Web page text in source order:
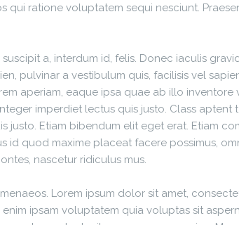
ratione voluptatem sequi nesciunt.
a, interdum id, felis. Donec iaculis
pulvinar a vestibulum quis, facilisis vel
aperiam, eaque ipsa quae ab illo inventore
imperdiet lectus quis justo. Class
Etiam bibendum elit eget erat. Etiam
quod maxime placeat facere possimus,
nascetur ridiculus mus.
Lorem ipsum dolor sit amet,
ipsam voluptatem quia voluptas sit